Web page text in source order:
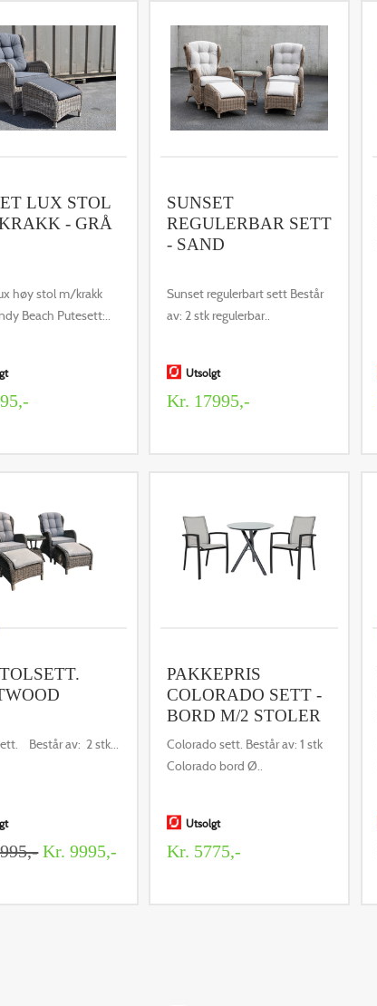
LUX STOL
- GRÅ
høy stol m/krakk
Beach Putesett:..
SUNSET
REGULERBAR SETT
- SAND
Sunset regulerbart sett Består
av: 2 stk regulerbar..
Utsolgt
Kr. 17995,-
Består av: 2 stk...
Kr. 9995,-
PAKKEPRIS
COLORADO SETT -
BORD M/2 STOLER
Colorado sett. Består av: 1 stk
Colorado bord Ø..
Utsolgt
Kr. 5775,-